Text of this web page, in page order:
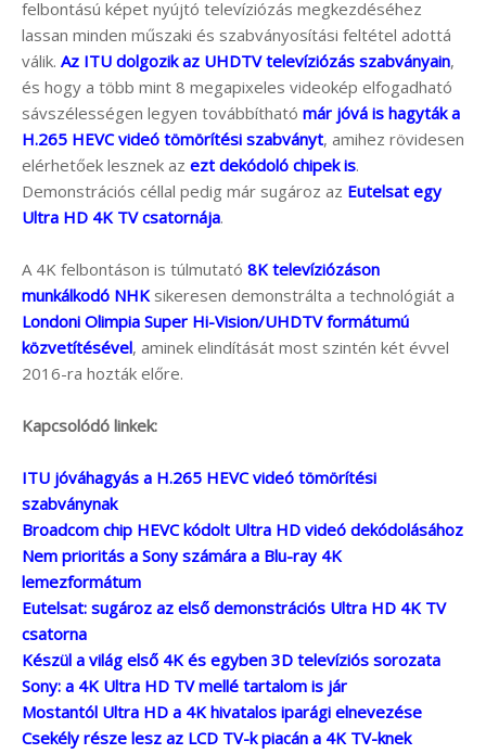
felbontású képet nyújtó televíziózás megkezdéséhez
lassan minden műszaki és szabványosítási feltétel adottá
válik. Az ITU dolgozik az UHDTV televíziózás szabványain,
és hogy a több mint 8 megapixeles videokép elfogadható
sávszélességen legyen továbbítható már jóvá is hagyták a
H.265 HEVC videó tömörítési szabványt, amihez rövidesen
elérhetőek lesznek az ezt dekódoló chipek is.
Demonstrációs céllal pedig már sugároz az Eutelsat egy
Ultra HD 4K TV csatornája.
A 4K felbontáson is túlmutató 8K televíziózáson
munkálkodó NHKsikeresen demonstrálta a technológiát a
Londoni Olimpia Super Hi-Vision/UHDTV formátumú
közvetítésével, aminek elindítását most szintén két évvel
2016-ra hozták előre.
Kapcsolódó linkek:
ITU jóváhagyás a H.265 HEVC videó tömörítési
szabványnak
Broadcom chip HEVC kódolt Ultra HD videó dekódolásához
Nem prioritás a Sony számára a Blu-ray 4K
lemezformátum
Eutelsat: sugároz az első demonstrációs Ultra HD 4K TV
csatorna
Készül a világ első 4K és egyben 3D televíziós sorozata
Sony: a 4K Ultra HD TV mellé tartalom is jár
Mostantól Ultra HD a 4K hivatalos iparági elnevezése
Csekély része lesz az LCD TV-k piacán a 4K TV-knek